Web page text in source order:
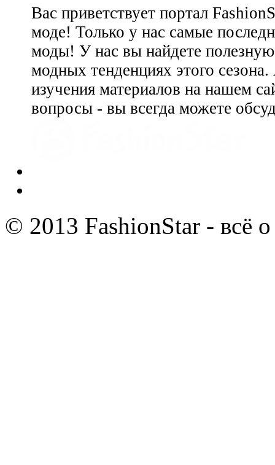
Вас приветствует портал
моде! Только у нас самые
моды! У нас вы найдете
модных тенденциях этого
изучения материалов на нашем
вопросы - вы всегда можете
© 2013 FashionStar - всё